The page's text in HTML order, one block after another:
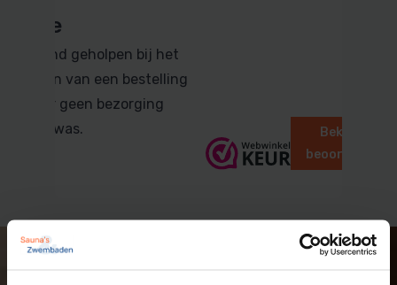
geholpen bij het
van een bestelling
geen bezorging
was.
Bekijk alle
beoordelingen